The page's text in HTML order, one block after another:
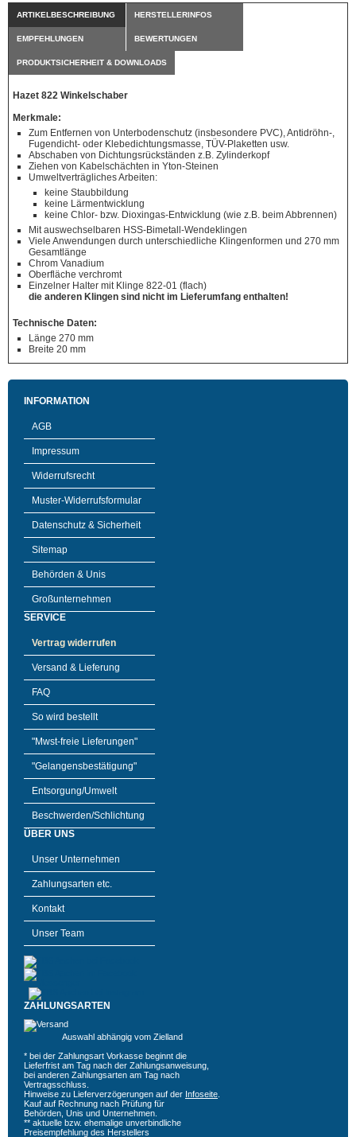
ARTIKELBESCHREIBUNG HERSTELLERINFOS
EMPFEHLUNGEN BEWERTUNGEN
PRODUKTSICHERHEIT & DOWNLOADS
Hazet 822 Winkelschaber
Merkmale:
Zum Entfernen von Unterbodenschutz (insbesondere PVC), Antidröhn-,
Fugendicht- oder Klebedichtungsmasse, TÜV-Plaketten usw.
Abschaben von Dichtungsrückständen z.B. Zylinderkopf
Ziehen von Kabelschächten in Yton-Steinen
Umweltverträgliches Arbeiten:
keine Staubbildung
keine Lärmentwicklung
keine Chlor- bzw. Dioxingas-Entwicklung (wie z.B. beim Abbrennen)
Mit auswechselbaren HSS-Bimetall-Wendeklingen
Viele Anwendungen durch unterschiedliche Klingenformen und 270 mm
Gesamtlänge
Chrom Vanadium
Oberfläche verchromt
Einzelner Halter mit Klinge 822-01 (flach)
die anderen Klingen sind nicht im Lieferumfang enthalten!
Technische Daten:
Länge 270 mm
Breite 20 mm
INFORMATION
AGB
Impressum
Widerrufsrecht
Muster-Widerrufsformular
Datenschutz & Sicherheit
Sitemap
Behörden & Unis
Großunternehmen
SERVICE
Vertrag widerrufen
Versand & Lieferung
FAQ
So wird bestellt
"Mwst-freie Lieferungen"
"Gelangensbestätigung"
Entsorgung/Umwelt
Beschwerden/Schlichtung
ÜBER UNS
Unser Unternehmen
Zahlungsarten etc.
Kontakt
Unser Team
ZAHLUNGSARTEN
Auswahl abhängig vom Zielland
* bei der Zahlungsart Vorkasse beginnt die
Lieferfrist am Tag nach der Zahlungsanweisung,
bei anderen Zahlungsarten am Tag nach
Vertragsschluss.
Hinweise zu Lieferverzögerungen auf der Infoseite
Kauf auf Rechnung nach Prüfung für
Behörden, Unis und Unternehmen.
** aktuelle bzw. ehemalige unverbindliche
Preisempfehlung des Herstellers